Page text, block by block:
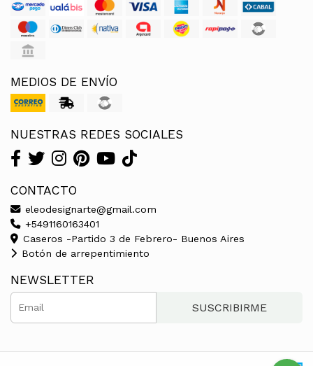
MEDIOS DE ENVÍO
NUESTRAS REDES SOCIALES
CONTACTO
eleodesignarte@gmail.com
+5491160163401
Caseros -Partido 3 de Febrero- Buenos Aires
Botón de arrepentimiento
NEWSLETTER
SUSCRIBIRME